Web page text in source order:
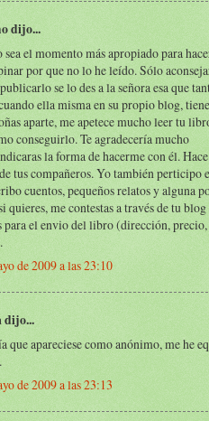
dijo...
sea el momento más apropiado para
por que no lo he leído. Sólo
se lo des a la señora esa que
ella misma en su propio blog,
aparte, me apetece mucho leer tu
conseguirlo. Te agradecería mucho
la forma de hacerme con él.
tus compañeros. Yo también perticipo
cuentos, pequeños relatos y alguna
quieres, me contestas a través de tu
para el envio del libro (dirección,
de 2009 a las 23:10
dijo...
que apareciese como anónimo, me he
de 2009 a las 23:13